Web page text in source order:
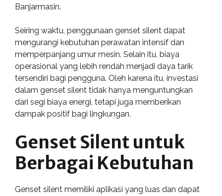
Banjarmasin.
Seiring waktu, penggunaan genset silent dapat
mengurangi kebutuhan perawatan intensif dan
memperpanjang umur mesin. Selain itu, biaya
operasional yang lebih rendah menjadi daya tarik
tersendiri bagi pengguna. Oleh karena itu, investasi
dalam genset silent tidak hanya menguntungkan
dari segi biaya energi, tetapi juga memberikan
dampak positif bagi lingkungan.
Genset Silent untuk
Berbagai Kebutuhan
Genset silent memiliki aplikasi yang luas dan dapat